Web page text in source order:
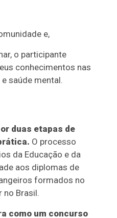
e,
o participante
conhecimentos nas
saúde mental.
duas etapas de
O processo
da Educação e da
aos diplomas de
formados no
no Brasil.
como um concurso